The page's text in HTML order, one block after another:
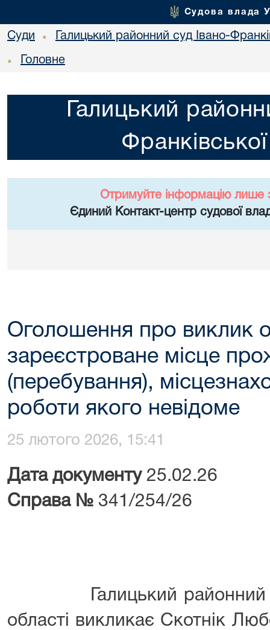
Судова влада
Суди • Галицький районний суд Івано-
• Головне
Галицький
Отримуйте інформацію лише
Єдиний Контакт-центр судової
Оголошення про виклик
зареєстроване місце
(перебування),
роботи якого невідоме
25 лютого 2026, 15:41
Дата документу
Справа № 341/254/26
Галицький районний суд
області викликає Скотнік